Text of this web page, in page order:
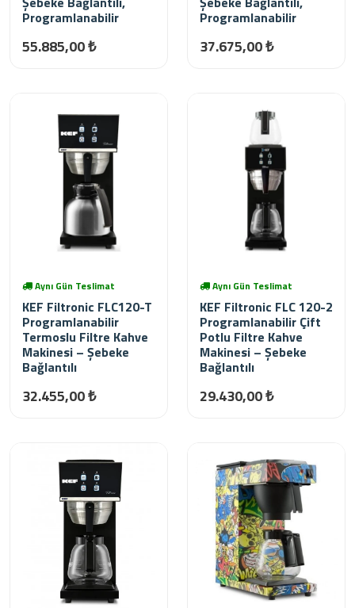
Programlanabilir
55.885,00 ₺
Programlanabilir
37.675,00 ₺
Aynı Gün Teslimat
KEF Filtronic FLC120-T
Programlanabilir
Termoslu Filtre Kahve
Makinesi – Şebeke
Bağlantılı
32.455,00 ₺
Aynı Gün Teslimat
KEF Filtronic FLC 120-2
Programlanabilir Çift
Potlu Filtre Kahve
Makinesi – Şebeke
Bağlantılı
29.430,00 ₺